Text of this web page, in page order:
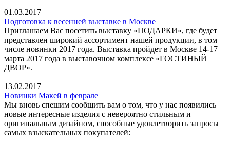
01.03.2017
Подготовка к весенней выставке в Москве
Приглашаем Вас посетить выставку «ПОДАРКИ», где будет
представлен широкий ассортимент нашей продукции, в том
числе новинки 2017 года. Выставка пройдет в Москве 14-17
марта 2017 года в выставочном комплексе «ГОСТИНЫЙ
ДВОР».
13.02.2017
Новинки Макей в феврале
Мы вновь спешим сообщить вам о том, что у нас появились
новые интересные изделия с невероятно стильным и
оригинальным дизайном, способные удовлетворить запросы
самых взыскательных покупателей: